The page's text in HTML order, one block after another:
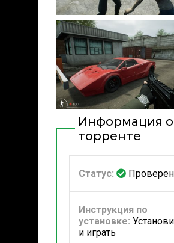
Информация о
торренте
Статус:
Инструкция по
установке:
и играть